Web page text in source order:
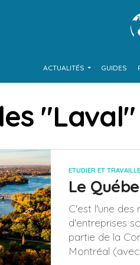
ACTUALITÉS GUIDES
"Laval"
ETUDIER ET
Le
C'est l'une des
d'entreprises
partie de la
Montréal (avec